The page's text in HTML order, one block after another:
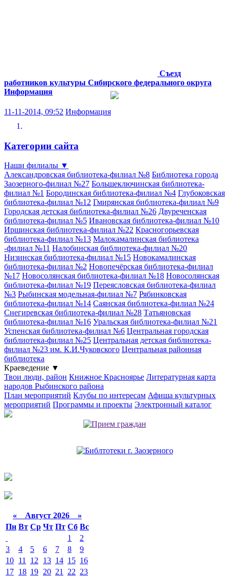
Съезд
работников культуры Сибирского федерального округа
Информация
11-11-2014, 09:52 Информация
Категории сайта
Наши филиалы ▼
Александровская библиотека-филиал №8 Библиотека города
Заозерного-филиал №27 Большеключинская библиотека-
филиал №1 Бородинская библиотека-филиал №4 Глубоковская
библиотека-филиал №12 Гмирянская библиотека-филиал №9
Городская детская библиотека-филиал №26 Двуреченская
библиотека-филиал №5 Ивановская библиотека-филиал №10
Иршинская библиотека-филиал №22 Красногорьевская
библиотека-филиал №13 Малокамалинская библиотека
-филиал №11 Налобинская библиотека-филиал №20
Низинская библиотека-филиал №15 Новокамалинская
библиотека-филиал №2 Новопечёрская библиотека-филиал
№17 Новосолянская библиотека-филиал №18 Новосолянская
библиотека-филиал №19 Переясловская библиотека-филиал
№3 Рыбинская модельная-филиал №7 Рябинковская
библиотека-филиал №14 Саянская библиотека-филиал №24
Снегиревская библиотека-филиал №28 Татьяновская
библиотека-филиал №16 Уральская библиотека-филиал №21
Успенская библиотека-филиал №6 Центральная городская
библиотека-филиал №25 Центральная детская библиотека-
филиал №23 им. К.И.Чуковского Центральная районная
библиотека
Краеведение ▼
Твои люди, район Книжное Красноярье Литературная карта
народов Рыбинского района
План мероприятий Клубы по интересам Афиша культурных
мероприятий Программы и проекты Электронный каталог
« Август 2026 »
Пн Вт Ср Чт Пт Сб Вс
1
2
3
4 5 6 7 8
9
10 11 12 13 14 15 16
17 18 19 20 21 22 23